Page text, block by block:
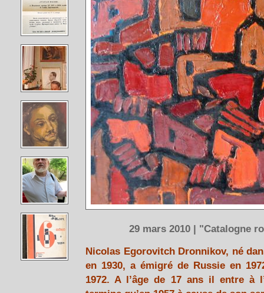
29 mars 2010 | "Catalogne
Nicolas Egorovitch Dronnikov, né
en 1930, a émigré de Russie en
1972. A l’âge de 17 ans il entre à